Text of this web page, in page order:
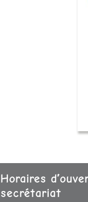
Horaires
secrétariat